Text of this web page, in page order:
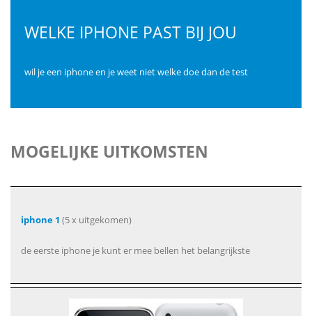
WELKE IPHONE PAST BIJ JOU
wil je een iphone en je weet niet welke doe dan de test
MOGELIJKE UITKOMSTEN
iphone 1 (5 x uitgekomen)
de eerste iphone je kunt er mee bellen het belangrijkste